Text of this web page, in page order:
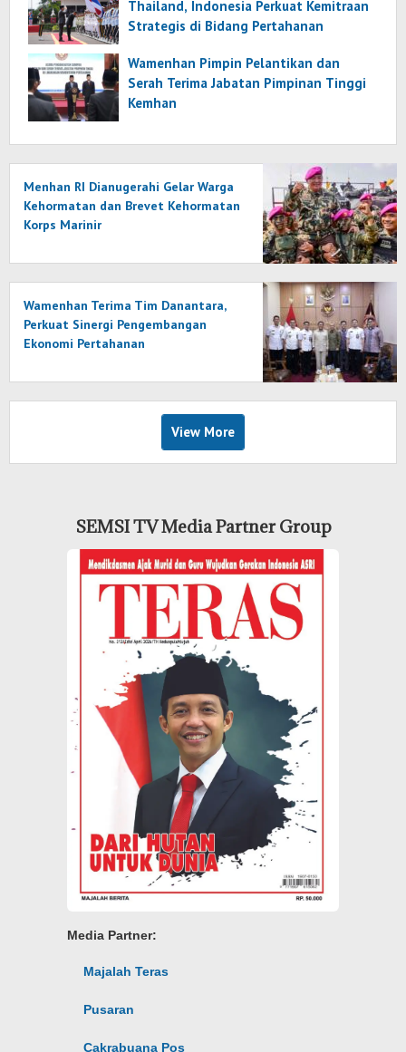
Thailand, Indonesia Perkuat Kemitraan
Strategis di Bidang Pertahanan
Wamenhan Pimpin Pelantikan dan
Serah Terima Jabatan Pimpinan Tinggi
Kemhan
Menhan RI Dianugerahi Gelar Warga
Kehormatan dan Brevet Kehormatan
Korps Marinir
Wamenhan Terima Tim Danantara,
Perkuat Sinergi Pengembangan
Ekonomi Pertahanan
View More
SEMSI TV Media Partner Group
Media Partner:
Majalah Teras
Pusaran
Cakrabuana Pos